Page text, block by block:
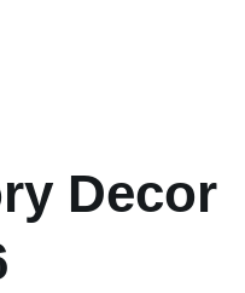
Decor